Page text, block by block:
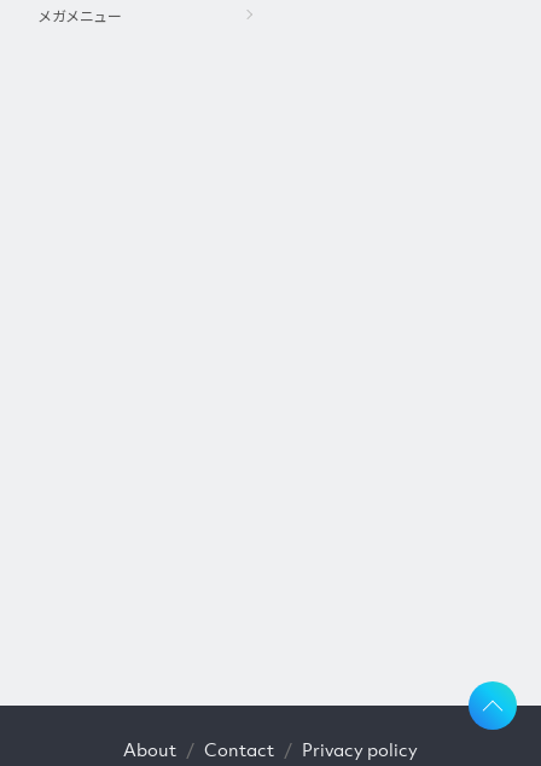
メガメニュー
About Contact Privacy policy